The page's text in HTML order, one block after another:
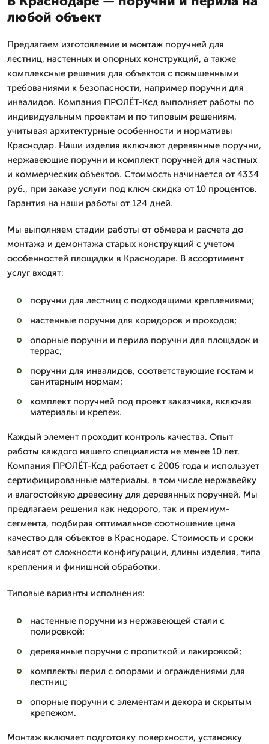
любой объект
Предлагаем изготовление и монтаж поручней для
лестниц, настенных и опорных конструкций, а также
комплексные решения для объектов с повышенными
требованиями к безопасности, например поручни для
инвалидов. Компания ПРОЛЁТ-Ксд выполняет работы по
индивидуальным проектам и по типовым решениям,
учитывая архитектурные особенности и нормативы
Краснодар. Наши изделия включают деревянные поручни,
нержавеющие поручни и комплект поручней для частных
и коммерческих объектов. Стоимость начинается от 4334
руб., при заказе услуги под ключ скидка от 10 процентов.
Гарантия на наши работы от 124 дней.
Мы выполняем стадии работы от обмера и расчета до
монтажа и демонтажа старых конструкций с учетом
особенностей площадки в Краснодаре. В ассортимент
услуг входят:
поручни для лестниц с подходящими креплениями;
настенные поручни для коридоров и проходов;
опорные поручни и перила поручни для площадок и
террас;
поручни для инвалидов, соответствующие гостам и
санитарным нормам;
комплект поручней под проект заказчика, включая
материалы и крепеж.
Каждый элемент проходит контроль качества. Опыт
работы каждого нашего специалиста не менее 10 лет.
Компания ПРОЛЁТ-Ксд работает с 2006 года и использует
сертифицированные материалы, в том числе нержавейку
и влагостойкую древесину для деревянных поручней. Мы
предлагаем решения как недорого, так и премиум-
сегмента, подбирая оптимальное соотношение цена
качество для объектов в Краснодаре. Стоимость и сроки
зависят от сложности конфигурации, длины изделия, типа
крепления и финишной обработки.
Типовые варианты исполнения:
настенные поручни из нержавеющей стали с
полировкой;
деревянные поручни с пропиткой и лакировкой;
комплекты перил с опорами и ограждениями для
лестниц;
опорные поручни с элементами декора и скрытым
крепежом.
Монтаж включает подготовку поверхности, установку